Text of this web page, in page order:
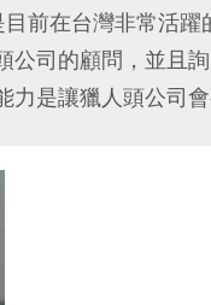
前在台灣非常活
司的顧問，並且
是讓獵人頭公司